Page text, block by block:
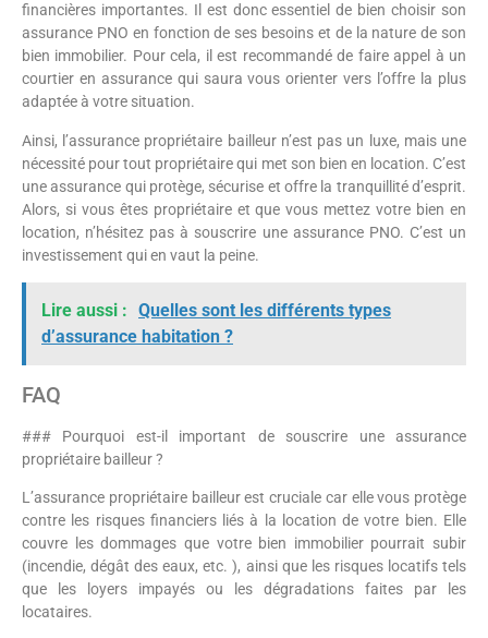
financières importantes. Il est donc essentiel de bien choisir son
assurance PNO en fonction de ses besoins et de la nature de son
bien immobilier. Pour cela, il est recommandé de faire appel à un
courtier en assurance qui saura vous orienter vers l’offre la plus
adaptée à votre situation.
Ainsi, l’assurance propriétaire bailleur n’est pas un luxe, mais une
nécessité pour tout propriétaire qui met son bien en location. C’est
une assurance qui protège, sécurise et offre la tranquillité d’esprit.
Alors, si vous êtes propriétaire et que vous mettez votre bien en
location, n’hésitez pas à souscrire une assurance PNO. C’est un
investissement qui en vaut la peine.
Lire aussi : Quelles sont les différents types
d’assurance habitation ?
FAQ
### Pourquoi est-il important de souscrire une assurance
propriétaire bailleur ?
L’assurance propriétaire bailleur est cruciale car elle vous protège
contre les risques financiers liés à la location de votre bien. Elle
couvre les dommages que votre bien immobilier pourrait subir
(incendie, dégât des eaux, etc. ), ainsi que les risques locatifs tels
que les loyers impayés ou les dégradations faites par les
locataires.